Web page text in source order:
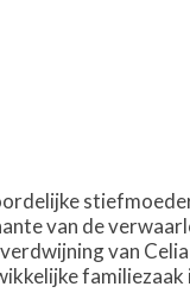
van de
van
familiezaak